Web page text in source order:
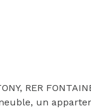
RER
un